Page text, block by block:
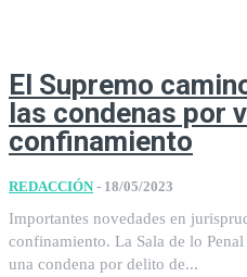
El Supremo
las condenas por
confinamiento
REDACCIÓN - 18/05/2023
Importantes novedades en
confinamiento. La Sala de lo
una condena por delito de...